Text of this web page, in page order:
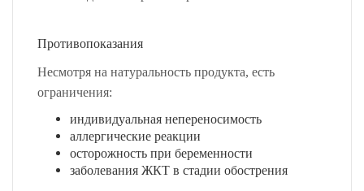
Противопоказания
Несмотря на натуральность продукта, есть
ограничения:
индивидуальная непереносимость
аллергические реакции
осторожность при беременности
заболевания ЖКТ в стадии обострения